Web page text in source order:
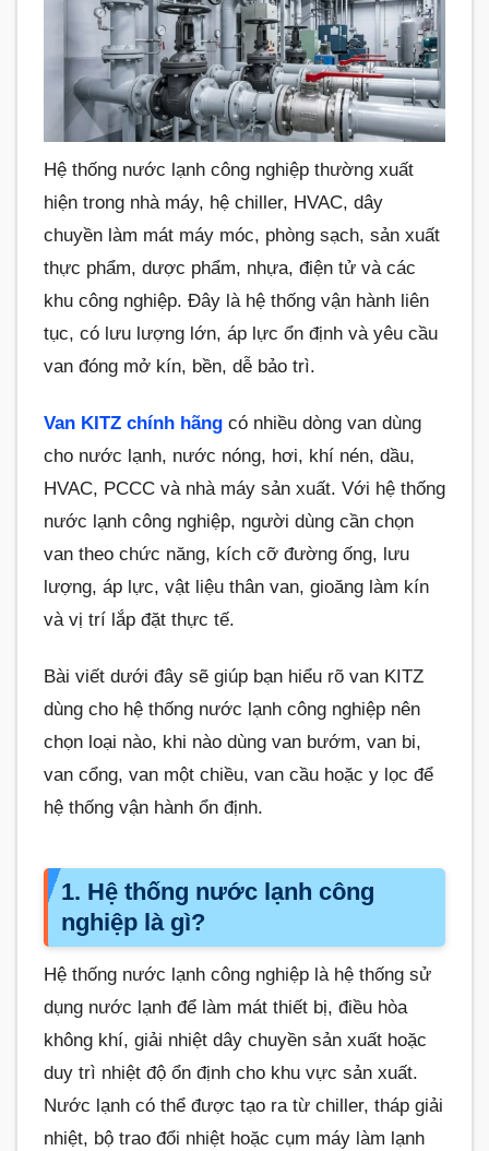
Hệ thống nước lạnh công nghiệp thường xuất
hiện trong nhà máy, hệ chiller, HVAC, dây
chuyền làm mát máy móc, phòng sạch, sản xuất
thực phẩm, dược phẩm, nhựa, điện tử và các
khu công nghiệp. Đây là hệ thống vận hành liên
tục, có lưu lượng lớn, áp lực ổn định và yêu cầu
van đóng mở kín, bền, dễ bảo trì.
Van KITZ chính hãngcó nhiều dòng van dùng
cho nước lạnh, nước nóng, hơi, khí nén, dầu,
HVAC, PCCC và nhà máy sản xuất. Với hệ thống
nước lạnh công nghiệp, người dùng cần chọn
van theo chức năng, kích cỡ đường ống, lưu
lượng, áp lực, vật liệu thân van, gioăng làm kín
và vị trí lắp đặt thực tế.
Bài viết dưới đây sẽ giúp bạn hiểu rõ van KITZ
dùng cho hệ thống nước lạnh công nghiệp nên
chọn loại nào, khi nào dùng van bướm, van bi,
van cổng, van một chiều, van cầu hoặc y lọc để
hệ thống vận hành ổn định.
1. Hệ thống nước lạnh công
nghiệp là gì?
Hệ thống nước lạnh công nghiệp là hệ thống sử
dụng nước lạnh để làm mát thiết bị, điều hòa
không khí, giải nhiệt dây chuyền sản xuất hoặc
duy trì nhiệt độ ổn định cho khu vực sản xuất.
Nước lạnh có thể được tạo ra từ chiller, tháp giải
nhiệt, bộ trao đổi nhiệt hoặc cụm máy làm lạnh